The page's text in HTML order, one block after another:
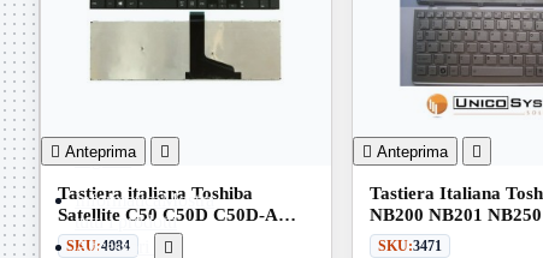
Telefoni 
Videosorveglianza
tutti i prodotti
ZigBee
InformaticaMostra
tutti i prodotti
Accessori

 Anteprima 
Tastiera italiana Toshiba
Satellite C50 C50D C50D-A
C50-A C55 C55D-A C55-A
SKU:4084
 Anteprima 
Tastiera Italiana
NB200 NB201
NB300 NB305 NB500
SKU:3471